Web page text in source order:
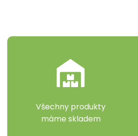
Všechny produkty
máme skladem